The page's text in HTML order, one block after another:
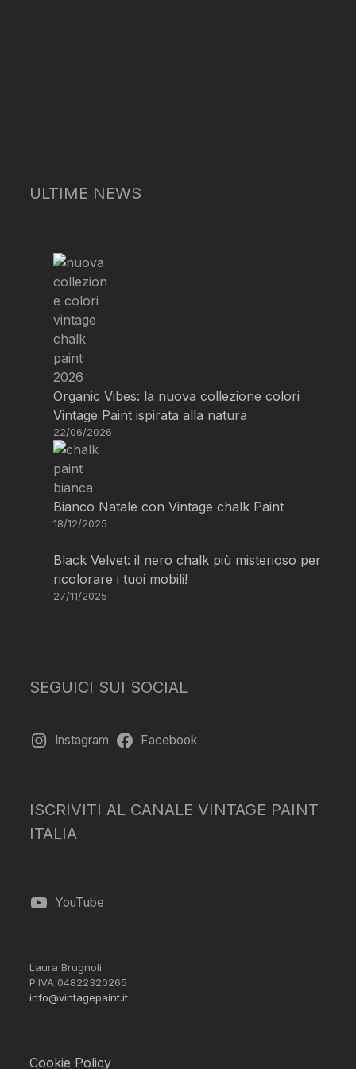
ULTIME NEWS
Organic Vibes: la nuova collezione colori
Vintage Paint ispirata alla natura
22/06/2026
Bianco Natale con Vintage chalk Paint
18/12/2025
Black Velvet: il nero chalk più misterioso per
ricolorare i tuoi mobili!
27/11/2025
SEGUICI SUI SOCIAL
Instagram Facebook
ISCRIVITI AL CANALE VINTAGE PAINT
ITALIA
YouTube
Laura Brugnoli
P.IVA 04822320265
info@vintagepaint.it
Cookie Policy